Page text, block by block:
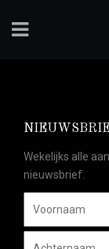
Wekelijks alle
nieuwsbrief.